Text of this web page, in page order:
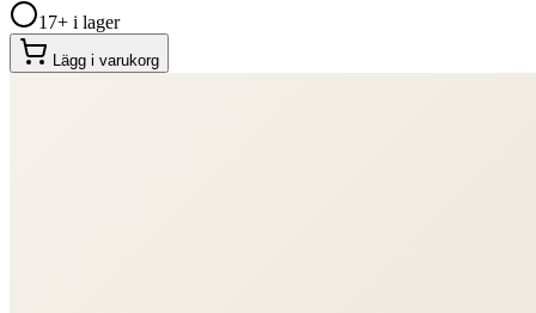
17+ i lager
Lägg i varukorg